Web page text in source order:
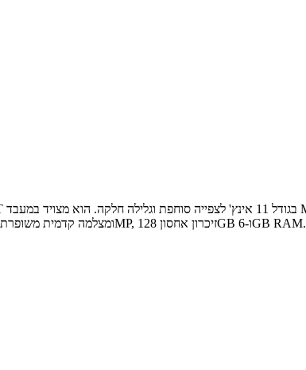
יומיומי, לימודים ומשחקים, תכונות AI חכמות כמו עוזר מתמטי ו-Gemini. כולל מצלמה אחורית 8MP ומצלמה קדמית משופרת 5MP, זיכרון אחסון 128GB ו-6GB RAM.